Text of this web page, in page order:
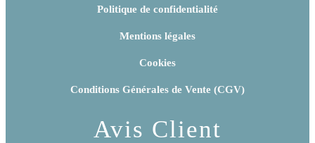
Politique de confidentialité
Mentions légales
Cookies
Conditions Générales de Vente (CGV)
Avis Client